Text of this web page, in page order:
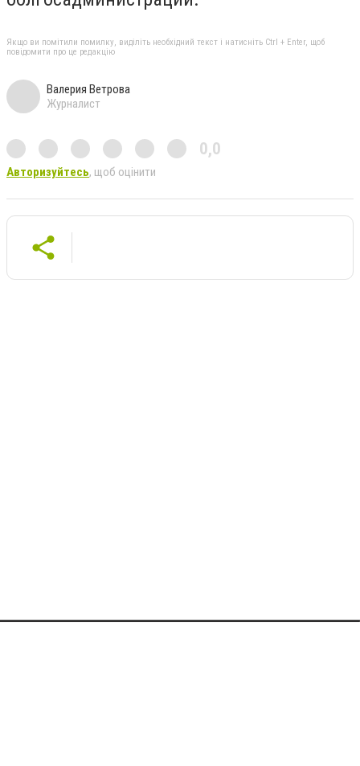
Якщо ви помітили помилку, виділіть необхідний текст і натисніть Ctrl + Enter, щоб
повідомити про це редакцію
Валерия Ветрова
Журналист
0,0
Авторизуйтесь, щоб оцінити